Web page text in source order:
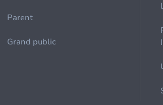
Parent
Grand public